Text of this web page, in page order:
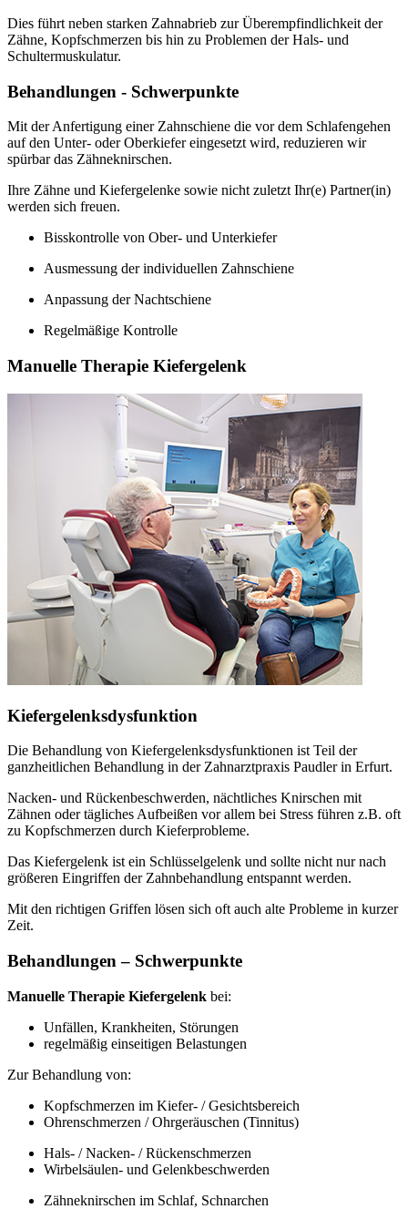
Dies führt neben starken Zahnabrieb zur Überempfindlichkeit der
Zähne, Kopfschmerzen bis hin zu Problemen der Hals- und
Schultermuskulatur.
Behandlungen - Schwerpunkte
Mit der Anfertigung einer Zahnschiene die vor dem Schlafengehen
auf den Unter- oder Oberkiefer eingesetzt wird, reduzieren wir
spürbar das Zähneknirschen.
Ihre Zähne und Kiefergelenke sowie nicht zuletzt Ihr(e) Partner(in)
werden sich freuen.
Bisskontrolle von Ober- und Unterkiefer
Ausmessung der individuellen Zahnschiene
Anpassung der Nachtschiene
Regelmäßige Kontrolle
Manuelle Therapie Kiefergelenk
Kiefergelenksdysfunktion
Die Behandlung von Kiefergelenksdysfunktionen ist Teil der
ganzheitlichen Behandlung in der Zahnarztpraxis Paudler in Erfurt.
Nacken- und Rückenbeschwerden, nächtliches Knirschen mit
Zähnen oder tägliches Aufbeißen vor allem bei Stress führen z.B. oft
zu Kopfschmerzen durch Kieferprobleme.
Das Kiefergelenk ist ein Schlüsselgelenk und sollte nicht nur nach
größeren Eingriffen der Zahnbehandlung entspannt werden.
Mit den richtigen Griffen lösen sich oft auch alte Probleme in kurzer
Zeit.
Behandlungen – Schwerpunkte
Manuelle Therapie Kiefergelenk bei:
Unfällen, Krankheiten, Störungen
regelmäßig einseitigen Belastungen
Zur Behandlung von:
Kopfschmerzen im Kiefer- / Gesichtsbereich
Ohrenschmerzen / Ohrgeräuschen (Tinnitus)
Hals- / Nacken- / Rückenschmerzen
Wirbelsäulen- und Gelenkbeschwerden
Zähneknirschen im Schlaf, Schnarchen